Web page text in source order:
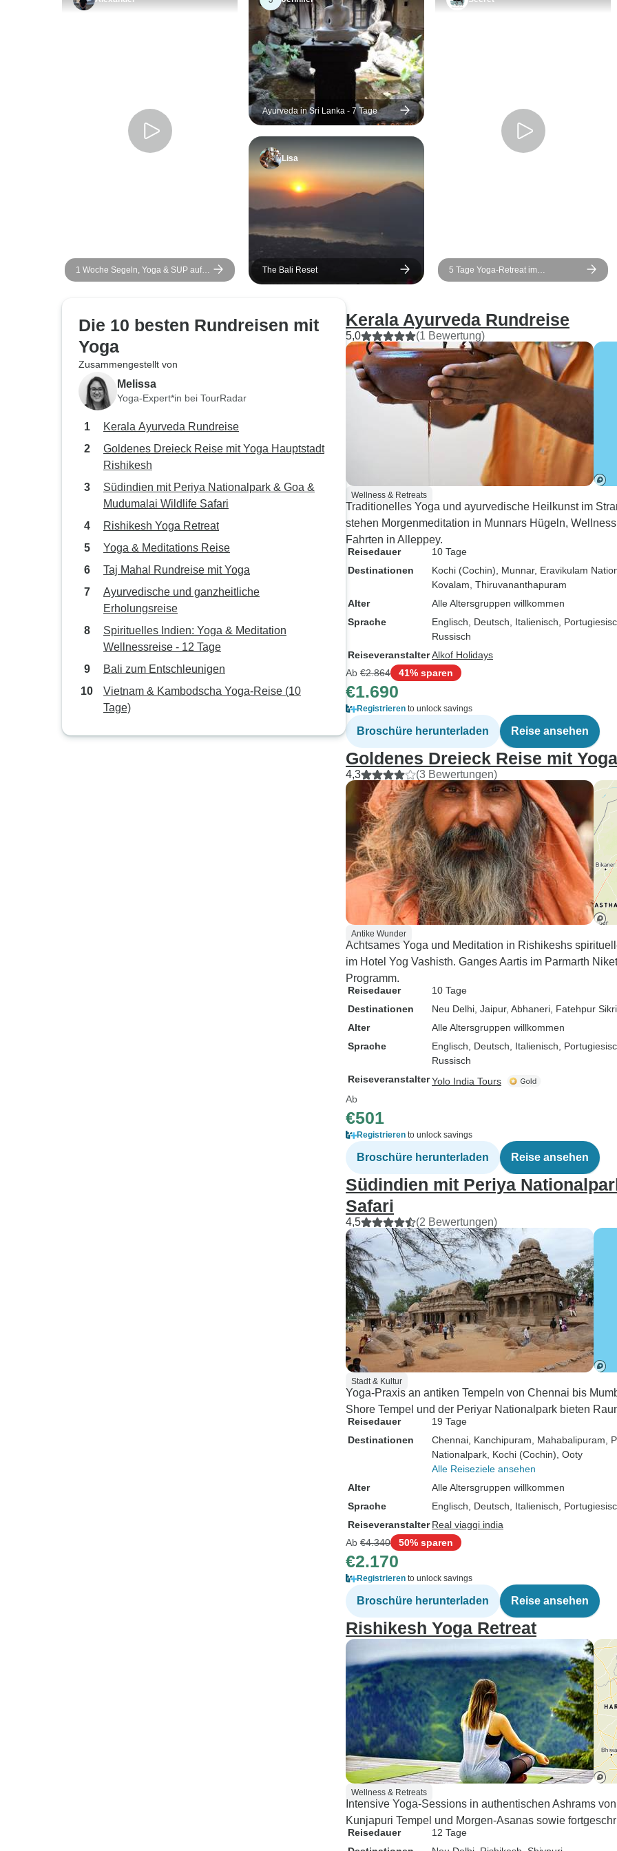
Reiseleiter aus den Städten
stammten, die wir
besichtigten, und sehr gut
über alle Aspekte ihrer
Stadt Bescheid wussten
und alle unsere Fragen
beantworten konnten. Die
Unterkünfte waren großartig
und mir gefiel die Idee, die
Hauptstadt der Welt
an
passten. Wir
September
über sonnige
erfrischende
genießen.
man zwar
leichten
heiß zum
Insgesamt
also ideal für
entspannten
Reise war
von Elias
er die
die perfekte
Kulisse für den
fantastische
guter Laune,
diese Reise
empfehlen!
1 Woche Segeln, Yoga & SUP auf
den Saronischen oder/und
FRÜHSTÜCK UND LEICHTES
MITTageSEN INKLUSIVE.
Ayurveda in Sri Lanka - 7 Tage
Lisa
The Bali Reset
5 Tage Yoga-Retreat im
Atlasgebirge
Die 10 besten Rundreisen mit
Yoga
Zusammengestellt von
Melissa
Yoga-Expert*in bei TourRadar
Kerala Ayurveda Rundreise
Goldenes Dreieck Reise mit Yoga Hauptstadt
Rishikesh
Südindien mit Periya Nationalpark & Goa &
Mudumalai Wildlife Safari
Rishikesh Yoga Retreat
Yoga & Meditations Reise
Taj Mahal Rundreise mit Yoga
Ayurvedische und ganzheitliche
Erholungsreise
Spirituelles Indien: Yoga & Meditation
Wellnessreise - 12 Tage
Bali zum Entschleunigen
Vietnam & Kambodscha Yoga-Reise (10
Tage)
Kerala Ayurveda Rundreise
5,0 (1 Bewertung)
Wellness & Retreats
Traditionelles Yoga und ayurvedische Heilkunst im
stehen Morgenmeditation in Munnars Hügeln,
Fahrten in Alleppey.
Reisedauer
10 Tage
Destinationen
Kochi (Cochin) , Munnar, Eravikulam
Kovalam , Thiruvananthapuram
Alter
Alle Altersgruppen willkommen
Sprache
Englisch, Deutsch, Italienisch,
Russisch
ReiseveranstalterAlkof Holidays
Ab €2.864 41% sparen
€1.690
Registrieren to unlock savings
Broschüre herunterladen Reise ansehen
Goldenes Dreieck Reise mit
4,3 (3 Bewertungen)
Antike Wunder
Achtsames Yoga und Meditation in Rishikeshs
im Hotel Yog Vashisth. Ganges Aartis im Parmarth
Programm.
Reisedauer
10 Tage
Destinationen
Neu Delhi , Jaipur, Abhaneri , Fatehpur Sikri
Alter
Alle Altersgruppen willkommen
Sprache
Englisch, Deutsch, Italienisch,
Russisch
ReiseveranstalterYolo India Tours
Ab
€501
Registrieren to unlock savings
Broschüre herunterladen Reise ansehen
Südindien mit Periya
Safari
4,5 (2 Bewertungen)
Stadt & Kultur
Yoga-Praxis an antiken Tempeln von Chennai bis
Shore Tempel und der Periyar Nationalpark bieten
Reisedauer
19 Tage
Destinationen
Chennai , Kanchipuram , Mahabalipuram ,
Nationalpark , Kochi (Cochin) , Ooty
Alle Reiseziele ansehen
Alter
Alle Altersgruppen willkommen
Sprache
Englisch, Deutsch, Italienisch,
Reiseveranstalter Real viaggi india
Ab €4.340 50% sparen
€2.170
Registrieren to unlock savings
Broschüre herunterladen Reise ansehen
Rishikesh Yoga Retreat
Wellness & Retreats
Intensive Yoga-Sessions in authentischen Ashrams
Kunjapuri Tempel und Morgen-Asanas sowie
Reisedauer
12 Tage